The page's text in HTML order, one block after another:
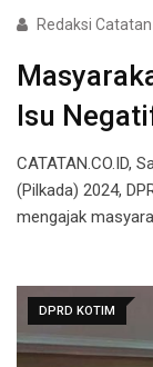
Redaksi Catatan
Isu
CATATAN.CO.ID,
(Pilkada) 2024,
mengajak
DPRD KOTIM